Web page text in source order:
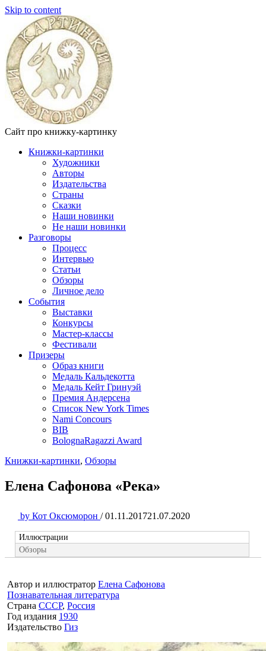
Skip to content
Сайт про книжку-картинку
Книжки-картинки
Художники
Авторы
Издательства
Страны
Сказки
Наши новинки
Не наши новинки
Разговоры
Процесс
Интервью
Статьи
Обзоры
Личное дело
События
Выставки
Конкурсы
Мастер-классы
Фестивали
Призеры
Образ книги
Медаль Кальдекотта
Медаль Кейт Гринуэй
Премия Андерсена
Список New York Times
Nami Concours
BIB
BolognaRagazzi Award
Книжки-картинки, Обзоры
Елена Сафонова «Река»
by Кот Оксюморон / 01.11.201721.07.2020
Иллюстрации
Обзоры
Автор и иллюстратор Елена Сафонова
Познавательная литература
Страна СССР, Россия
Год издания 1930
Издательство Гиз